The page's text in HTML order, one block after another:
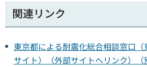
関連リンク
東京都による耐震化総合相談窓口
サイト）（外部サイトへリンク）